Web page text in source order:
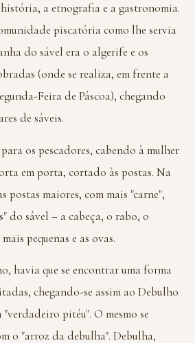
a etnografia e a gastronomia.
piscatória como lhe servia
do sável era o algerife e os
(onde se realiza, em frente a
Feira de Páscoa), chegando
de sáveis.
os pescadores, cabendo à mulher
em porta, cortado às postas. Na
postas maiores, com mais "carne",
do sável – a cabeça, o rabo, o
pequenas e as ovas.
havia que se encontrar uma forma
chegando-se assim ao Debulho
pitéu". O mesmo se
o "arroz da debulha". Debulha,